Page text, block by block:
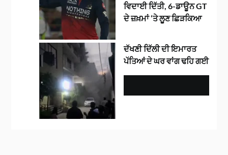
ਵਿਦਾਈ ਦਿੱਤੀ, 6-ਡਾਊਨ GT
ਦੇ ਜ਼ਖ਼ਮਾਂ ‘ਤੇ ਲੂਣ ਛਿੜਕਿਆ
ਦੱਖਣੀ ਦਿੱਲੀ ਦੀ ਇਮਾਰਤ
ਪੱਤਿਆਂ ਦੇ ਘਰ ਵਾਂਗ ਢਹਿ ਗਈ